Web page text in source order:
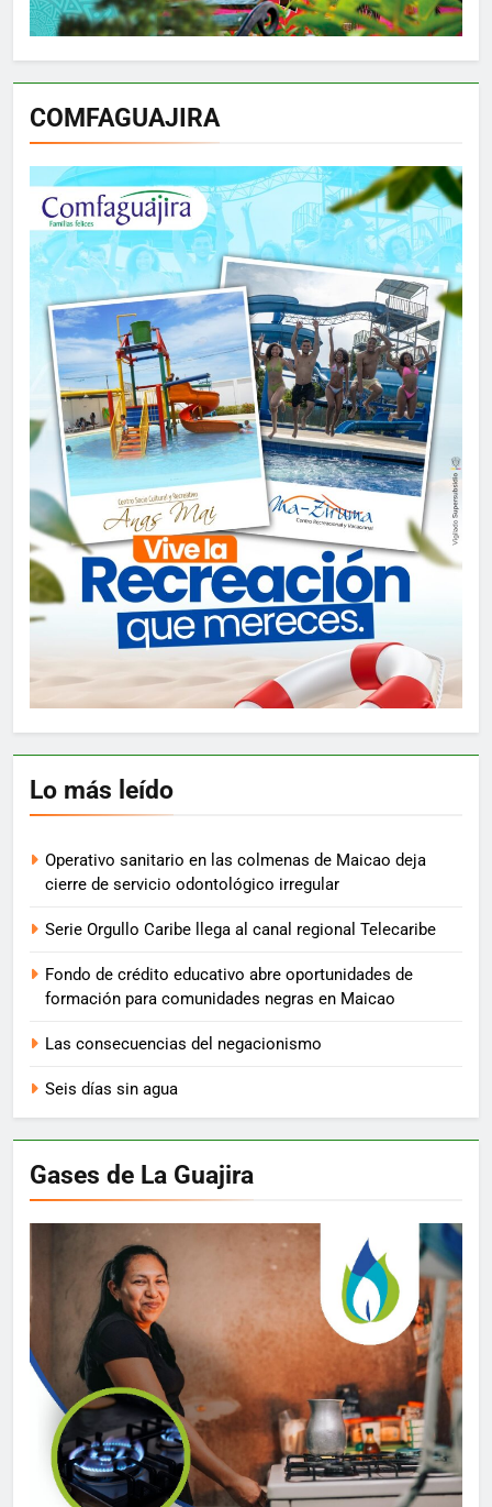
COMFAGUAJIRA
Lo más leído
Operativo sanitario en las colmenas de Maicao deja
cierre de servicio odontológico irregular
Serie Orgullo Caribe llega al canal regional Telecaribe
Fondo de crédito educativo abre oportunidades de
formación para comunidades negras en Maicao
Las consecuencias del negacionismo
Seis días sin agua
Gases de La Guajira